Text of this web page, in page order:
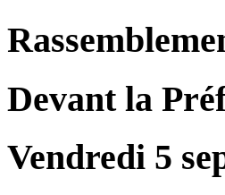
Devant la
Vendredi 5